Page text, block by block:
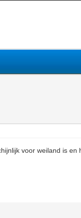
voor weiland is en